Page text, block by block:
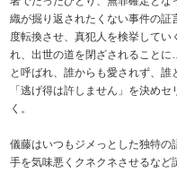
織が掘り返されたくない事件の
度転換させ、真犯人を検挙してい
れ、出世の道を閉ざされることに
と呼ばれ、誰からも愛されず、
「逃げ得は許しません」を決め
く。
儀藤はいつもジメっとした独特の
手を気味悪くクネクネさせるなど